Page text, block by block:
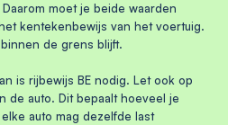
moet je beide waarden
kentekenbewijs van het voertuig.
de grens blijft.
is rijbewijs BE nodig. Let ook op
de auto. Dit bepaalt hoeveel je
auto mag dezelfde last